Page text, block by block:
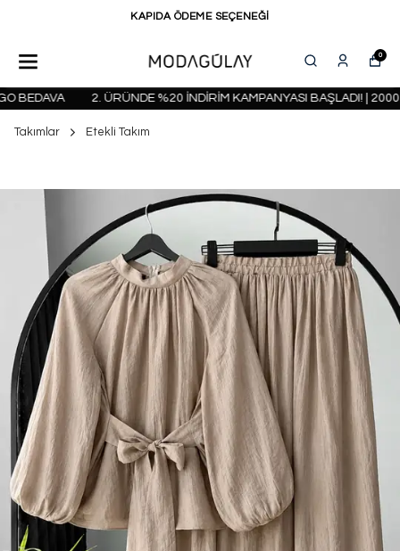
KAPIDA ÖDEME SEÇENEĞİ
0
2. ÜRÜNDE %20 İNDİRİM KAMPANYASI BAŞLADI! | 2000
Takımlar Etekli Takım